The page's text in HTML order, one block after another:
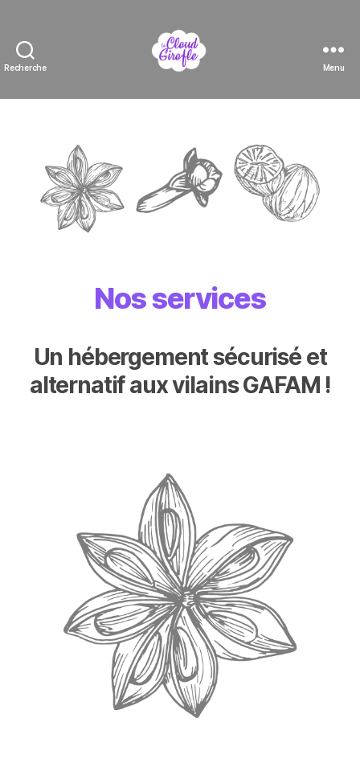
Recherche
Cloud
Menu
Nos services
Un hébergement sécurisé et
alternatif aux vilains GAFAM !